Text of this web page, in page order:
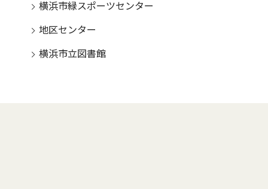
横浜市緑スポーツセンター
地区センター
横浜市立図書館